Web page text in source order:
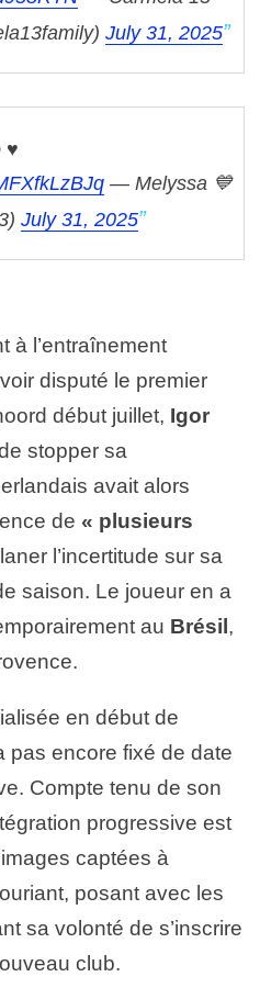
July 31, 2025
♥
— Melyssa 💙
July 31, 2025
à l’entraînement
disputé le premier
début juillet, Igor
stopper sa
avait alors
de « plusieurs
l’incertitude sur sa
saison. Le joueur en a
au Brésil ,
en début de
pas encore fixé de date
Compte tenu de son
progressive est
captées à
posant avec les
sa volonté de s’inscrire
club.